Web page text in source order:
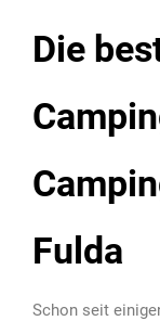
Die
Fulda
Schon seit